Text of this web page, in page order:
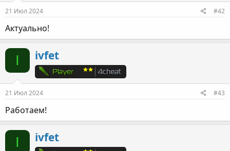
21 Июл 2024 #42
Актуально!
I ivfet
21 Июл 2024 #43
Работаем!
I ivfet